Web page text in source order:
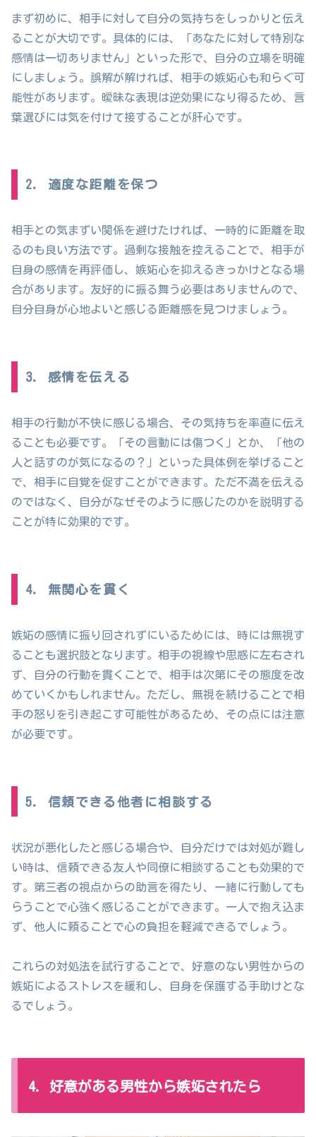
まず初めに、相手に対して自分の気持ちをしっかりと伝え
ることが大切です。具体的には、「あなたに対して特別な
感情は一切ありません」といった形で、自分の立場を明確
にしましょう。誤解が解ければ、相手の嫉妬心も和らぐ可
能性があります。曖昧な表現は逆効果になり得るため、言
葉選びには気を付けて接することが肝心です。
2. 適度な距離を保つ
相手との気まずい関係を避けたければ、一時的に距離を取
るのも良い方法です。過剰な接触を控えることで、相手が
自身の感情を再評価し、嫉妬心を抑えるきっかけとなる場
合があります。友好的に振る舞う必要はありませんので、
自分自身が心地よいと感じる距離感を見つけましょう。
3. 感情を伝える
相手の行動が不快に感じる場合、その気持ちを率直に伝え
ることも必要です。「その言動には傷つく」とか、「他の
人と話すのが気になるの？」といった具体例を挙げること
で、相手に自覚を促すことができます。ただ不満を伝える
のではなく、自分がなぜそのように感じたのかを説明する
ことが特に効果的です。
4. 無関心を貫く
嫉妬の感情に振り回されずにいるためには、時には無視す
ることも選択肢となります。相手の視線や思惑に左右され
ず、自分の行動を貫くことで、相手は次第にその態度を改
めていくかもしれません。ただし、無視を続けることで相
手の怒りを引き起こす可能性があるため、その点には注意
が必要です。
5. 信頼できる他者に相談する
状況が悪化したと感じる場合や、自分だけでは対処が難し
い時は、信頼できる友人や同僚に相談することも効果的で
す。第三者の視点からの助言を得たり、一緒に行動しても
らうことで心強く感じることができます。一人で抱え込ま
ず、他人に頼ることで心の負担を軽減できるでしょう。
これらの対処法を試行することで、好意のない男性からの
嫉妬によるストレスを緩和し、自身を保護する手助けとな
るでしょう。
4. 好意がある男性から嫉妬されたら